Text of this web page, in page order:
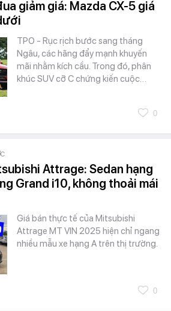
giảm giá: Mazda CX-5 giá
TPO - Rục rịch bước sang tháng
Ngâu, các hãng đẩy mạnh khuyến
mãi nhằm kích cầu. Trong đó, phân
khúc SUV cỡ C chứng kiến cuộc…
0
Attrage: Sedan hạng
Grand i10, không thoải mái
Giá bán thực tế của Mitsubishi
Attrage MT VIN 2025 hiện chỉ ngang
nhiều mẫu xe hạng A trên thị trường.
0